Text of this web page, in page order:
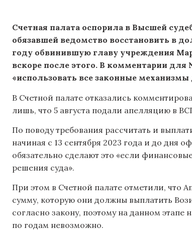
Счетная палата оспорила в Высшей
обязавшей ведомство восстановить в
году обвинившую главу учреждения
вскоре после этого. В комментарии
«использовать все законные
В Счетной палате отказались
лишь, что 5 августа подали апелляцию в
По поводу требования рассчитать и
начиная с 13 сентября 2023 года и до дня
обязательно сделают это «если
решения суда».
При этом в Счетной палате отметили, что
сумму, которую они должны выплатить
согласно закону, поэтому на данном
по годам невозможно.